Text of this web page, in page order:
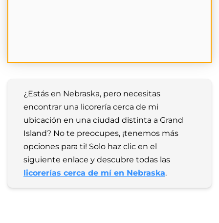
¿Estás en Nebraska, pero necesitas
encontrar una licorería cerca de mi
ubicación en una ciudad distinta a Grand
Island? No te preocupes, ¡tenemos más
opciones para ti! Solo haz clic en el
licorerías cerca de mí en Nebraska.